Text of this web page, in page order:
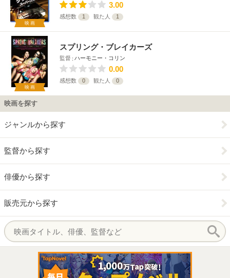
映画
3.00
感想数 1 観た人 1
映画
スプリング・ブレイカーズ
監督 ハーモニー・コリン
0.00
感想数 0 観た人 0
映画を探す
ジャンルから探す
監督から探す
俳優から探す
販売元から探す